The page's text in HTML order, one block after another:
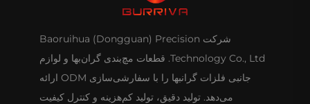
شرکت Baoruihua (Dongguan) Precision
Technology Co., Ltd. قطعات مچ‌بندی گران‌بها و لوازم
جانبی فلزات گرانبها را با سفارشی‌سازی ODM ارائه
می‌دهد. تولید دقیق، تولید کم‌هزینه و کنترل کیفیت